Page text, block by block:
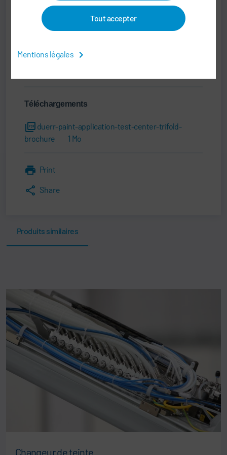
Tout accepter
Mentions légales
sales@durr.com
Téléchargements
duerr-paint-application-test-center-trifold-
brochure
1 Mo
Print
Share
Produits similaires
Changeur de teinte